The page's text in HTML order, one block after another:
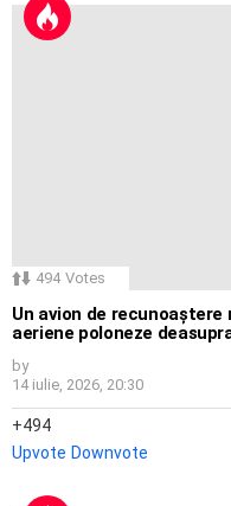
494 Votes
Un avion de
aeriene poloneze
by
14 iulie, 2026, 20:30
494
Upvote Downvote